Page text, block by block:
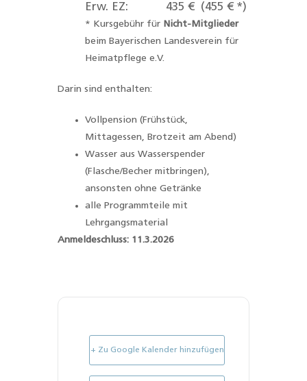
Erw. EZ: 435 € (455 € *)
* Kursgebühr für Nicht-Mitglieder
beim Bayerischen Landesverein für
Heimatpflege e.V.
Darin sind enthalten:
Vollpension (Frühstück,
Mittagessen, Brotzeit am Abend)
Wasser aus Wasserspender
(Flasche/Becher mitbringen),
ansonsten ohne Getränke
alle Programmteile mit
Lehrgangsmaterial
Anmeldeschluss: 11.3.2026
+ Zu Google Kalender hinzufügen